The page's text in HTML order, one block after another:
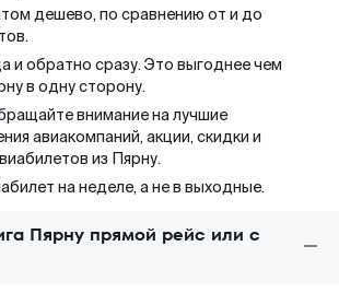
дешево, по сравнению от и до
и обратно сразу. Это выгоднее чем
в одну сторону.
внимание на лучшие
авиакомпаний, акции, скидки и
из Пярну.
на неделе, а не в выходные.
Пярну прямой рейс или с